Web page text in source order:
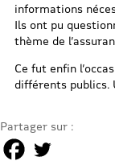
informations
Ils ont pu
thème de
Ce fut enfin
différents publics.
Partager sur :